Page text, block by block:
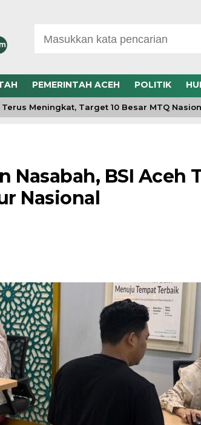
PEMERINTAH ACEH POLITIK
Meningkat, Target 10 Besar MTQ Nasional
Nasabah, BSI Aceh
Nasional